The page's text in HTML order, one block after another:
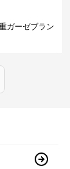
ガーゼブラン